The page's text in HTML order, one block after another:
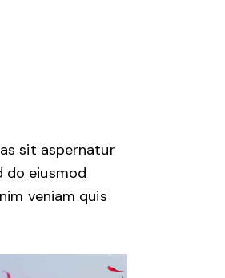
sit aspernatur
do eiusmod
veniam quis